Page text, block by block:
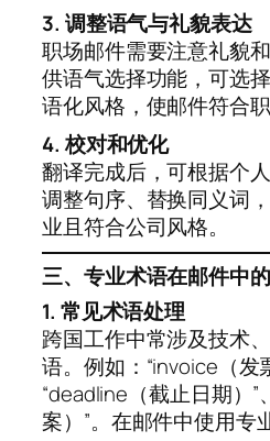
3. 调整语气与礼貌表达
职场邮件需要注意礼貌
供语气选择功能，可选
语化风格，使邮件符合职
4. 校对和优化
翻译完成后，可根据个
调整句序、替换同义词
业且符合公司风格。
三、专业术语在邮件中
1. 常见术语处理
跨国工作中常涉及技术
语。例如：“invoice（发
“deadline（截止日期）”
案）”。在邮件中使用专